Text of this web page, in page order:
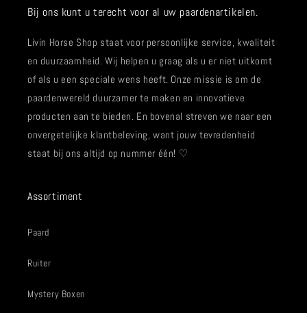
Bij ons kunt u terecht voor al uw paardenartikelen.
Livin Horse Shop staat voor persoonlijke service, kwaliteit
en duurzaamheid. Wij helpen u graag als u er niet uitkomt
of als u een speciale wens heeft. Onze missie is om de
paardenwereld duurzamer te maken en innovatieve
producten aan te bieden. En bovenal streven we naar een
onvergetelijke klantbeleving, want jouw tevredenheid
staat bij ons altijd op nummer één! ♡
Assortiment
Paard
Ruiter
Mystery Boxen